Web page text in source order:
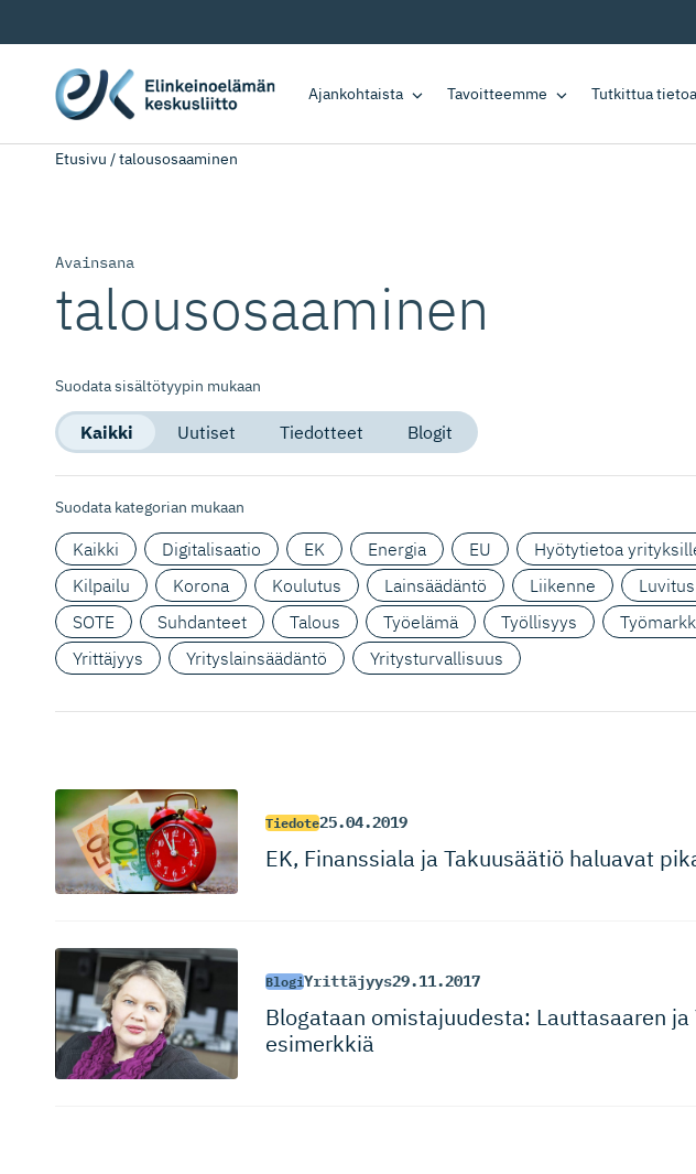
Ajankohtaista Tavoitteemme Tutkittua tietoa
Etusivu /talousosaaminen
Avainsana
talousosaaminen
Suodata sisältötyypin mukaan
Kaikki Uutiset Tiedotteet Blogit
Suodata kategorian mukaan
Kaikki Digitalisaatio EK Energia EU Hyötytietoa
Kilpailu
Korona Koulutus Lainsäädäntö Liikenne Luvitus
SOTE
Suhdanteet Talous Työelämä Työllisyys
Yrittäjyys
Yrityslainsäädäntö Yritysturvallisuus
Tiedote25.04.2019
EK, Finanssiala ja Takuusäätiö haluavat
BlogiYrittäjyys29.11.2017
Blogataan omistajuu­desta: Lauttasaaren
esimerkkiä